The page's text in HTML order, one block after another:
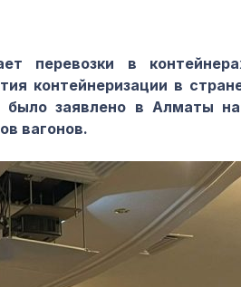
в
контейнеризации в
заявлено в Алматы
вагонов.